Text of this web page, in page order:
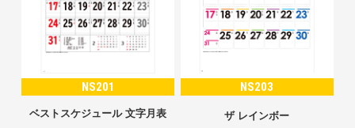
NS201
ベストスケジュール 文字月表
NS203
ザ レインボー